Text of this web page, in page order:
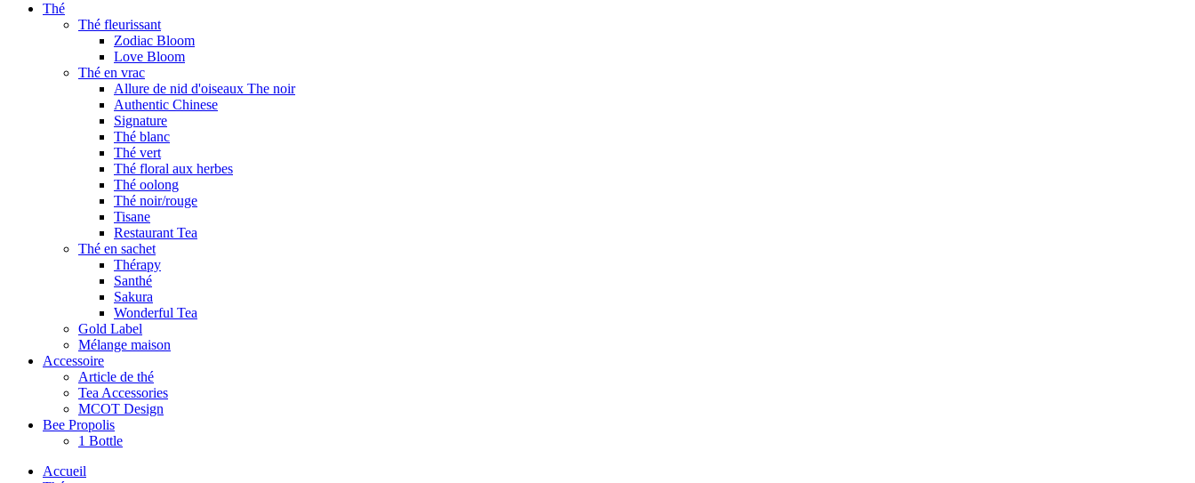
Thé
Thé fleurissant
Zodiac Bloom
Love Bloom
Thé en vrac
Allure de nid d'oiseaux The noir
Authentic Chinese
Signature
Thé blanc
Thé vert
Thé floral aux herbes
Thé oolong
Thé noir/rouge
Tisane
Restaurant Tea
Thé en sachet
Thérapy
Santhé
Sakura
Wonderful Tea
Gold Label
Mélange maison
Accessoire
Article de thé
Tea Accessories
MCOT Design
Bee Propolis
1 Bottle
Accueil